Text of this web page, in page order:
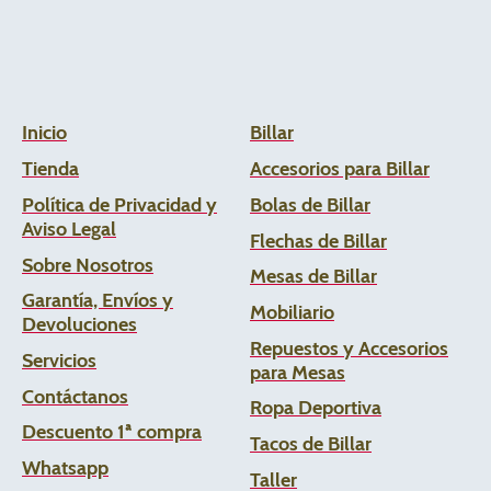
Inicio
Tienda
Política de Privacidad y
Aviso Legal
Sobre Nosotros
Garantía, Envíos y
Devoluciones
Servicios
Contáctanos
Descuento 1ª compra
Whatsapp
Billar
Accesorios para Billar
Bolas de Billar
Flechas de Billar
Mesas de Billar
Mobiliario
Repuestos y Accesorios
para Mesas
Ropa Deportiva
Tacos de Billar
Taller